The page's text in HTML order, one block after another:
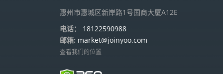
惠州市惠城区新岸路1号国商大厦A12E
电话：
18122590988
邮箱: market@joinyoo.com
查看我们的位置